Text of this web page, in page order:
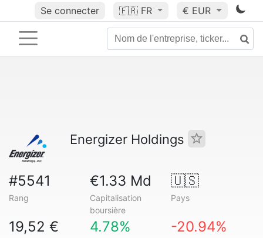
Se connecter 🇫🇷 FR € EUR
Energizer Holdings
#5541
Rang
€1.33 Md
Capitalisation
boursière
🇺🇸
Pays
19,52 € 4.78% -20.94%